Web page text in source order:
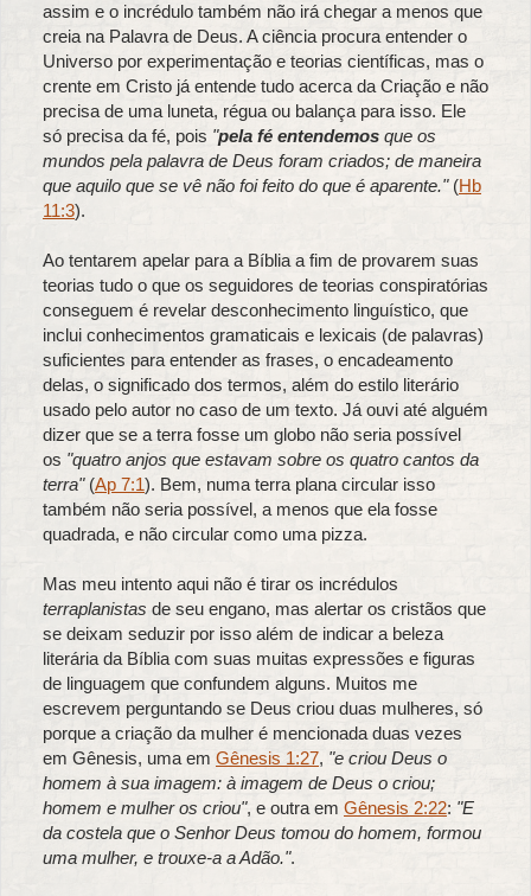
assim e o incrédulo também não irá chegar a menos que
creia na Palavra de Deus. A ciência procura entender o
Universo por experimentação e teorias científicas, mas o
crente em Cristo já entende tudo acerca da Criação e não
precisa de uma luneta, régua ou balança para isso. Ele
só precisa da fé, pois "pela fé entendemos que os
mundos pela palavra de Deus foram criados; de maneira
que aquilo que se vê não foi feito do que é aparente."(Hb
11:3).
Ao tentarem apelar para a Bíblia a fim de provarem suas
teorias tudo o que os seguidores de teorias conspiratórias
conseguem é revelar desconhecimento linguístico, que
inclui conhecimentos gramaticais e lexicais (de palavras)
suficientes para entender as frases, o encadeamento
delas, o significado dos termos, além do estilo literário
usado pelo autor no caso de um texto. Já ouvi até alguém
dizer que se a terra fosse um globo não seria possível
os "quatro anjos que estavam sobre os quatro cantos da
terra"(Ap 7:1). Bem, numa terra plana circular isso
também não seria possível, a menos que ela fosse
quadrada, e não circular como uma pizza.
Mas meu intento aqui não é tirar os incrédulos
terraplanistas de seu engano, mas alertar os cristãos que
se deixam seduzir por isso além de indicar a beleza
literária da Bíblia com suas muitas expressões e figuras
de linguagem que confundem alguns. Muitos me
escrevem perguntando se Deus criou duas mulheres, só
porque a criação da mulher é mencionada duas vezes
em Gênesis, uma em Gênesis 1:27, "e criou Deus o
homem à sua imagem: à imagem de Deus o criou;
homem e mulher os criou", e outra em Gênesis 2:22: "E
da costela que o Senhor Deus tomou do homem, formou
uma mulher, e trouxe-a a Adão.".